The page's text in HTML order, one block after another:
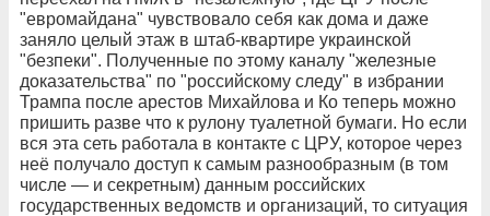
"евромайдана" чувствовало себя как дома и даже
заняло целый этаж в штаб-квартире украинской
"безпеки". Полученные по этому каналу "железные
доказательства" по "российскому следу" в избрании
Трампа после арестов Михайлова и Ко теперь можно
пришить разве что к рулону туалетной бумаги. Но если
вся эта сеть работала в контакте с ЦРУ, которое через
неё получало доступ к самым разнообразным (в том
числе — и секретным) данным российских
государственных ведомств и организаций, то ситуация